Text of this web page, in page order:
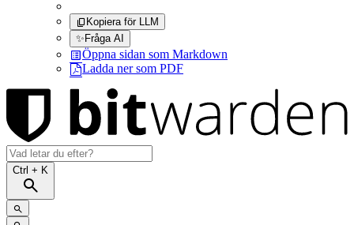
Kopiera för LLM
✨Fråga AI
Öppna sidan som Markdown
Ladda ner som PDF
Ctrl + K